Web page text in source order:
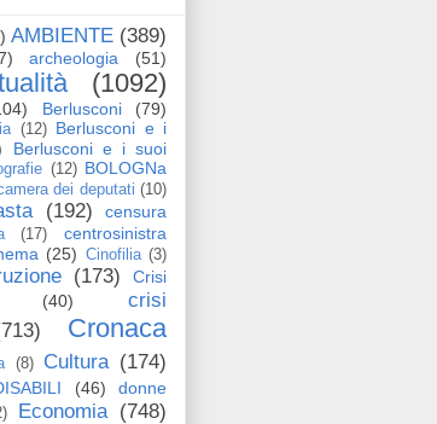
AMBIENTE (389)
archeologia
(51)
(1092)
Berlusconi (79)
(12) Berlusconi e i
Berlusconi e i suoi
(12) BOLOGNa
dei deputati (10)
(192)
censura
(17)
centrosinistra
(25) Cinofilia (3)
(173)
Crisi
(40)
crisi
Cronaca
(8) Cultura (174)
(46)
donne
Economia (748)